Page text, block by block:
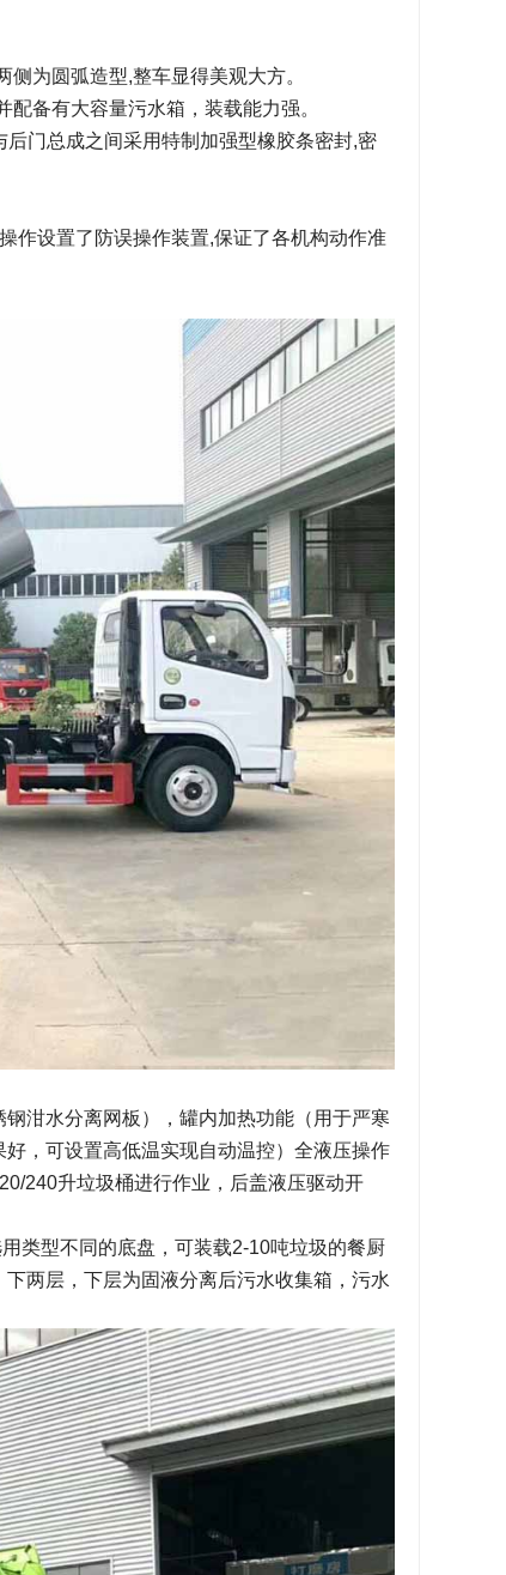
为圆弧造型,整车显得美观大方。
备有大容量污水箱，装载能力强。
门总成之间采用特制加强型橡胶条密封,密
作设置了防误操作装置,保证了各机构动作准
泔水分离网板），罐内加热功能（用于严寒
，可设置高低温实现自动温控）全液压操作
240升垃圾桶进行作业，后盖液压驱动开
类型不同的底盘，可装载2-10吨垃圾的餐厨
两层，下层为固液分离后污水收集箱，污水